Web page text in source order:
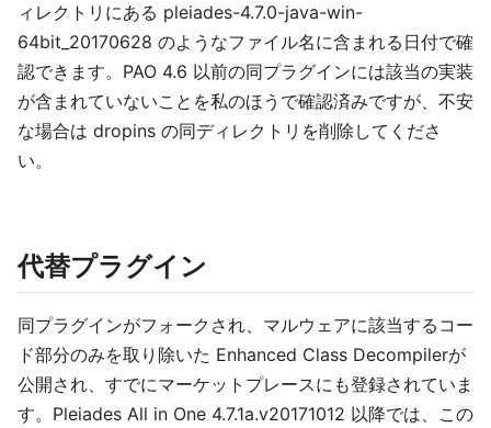
ィレクトリにある pleiades-4.7.0-java-win-
64bit_20170628 のようなファイル名に含まれる日付で確
認できます。PAO 4.6 以前の同プラグインには該当の実装
が含まれていないことを私のほうで確認済みですが、不安
な場合は dropins の同ディレクトリを削除してくださ
い。
代替プラグイン
同プラグインがフォークされ、マルウェアに該当するコー
ド部分のみを取り除いた Enhanced Class Decompilerが
公開され、すでにマーケットプレースにも登録されていま
す。Pleiades All in One 4.7.1a.v20171012 以降では、この